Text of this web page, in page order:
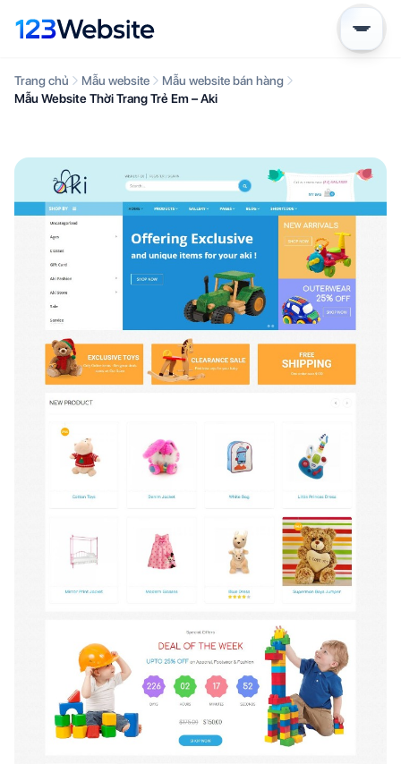
Trang chủ Mẫu website
Mẫu website bán hàng
Mẫu Website Thời Trang Trẻ Em – Aki